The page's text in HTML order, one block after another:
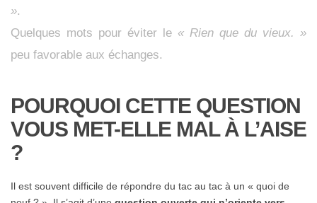
».
Quelques mots pour éviter le « Rien que du vieux. »
peu favorable aux échanges.
POURQUOI CETTE QUESTION
VOUS MET-ELLE MAL À L’AISE
?
Il est souvent difficile de répondre du tac au tac à un « quoi de